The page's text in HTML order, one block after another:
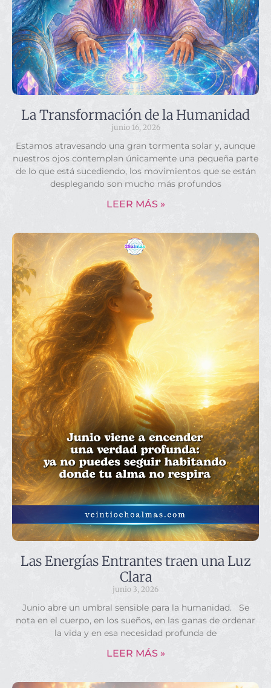
La Transformación de la Humanidad
junio 16, 2026
Estamos atravesando una gran tormenta solar y, aunque
nuestros ojos contemplan únicamente una pequeña parte
de lo que está sucediendo, los movimientos que se están
desplegando son mucho más profundos
LEER MÁS »
Las Energías Entrantes traen una Luz
Clara
junio 3, 2026
Junio abre un umbral sensible para la humanidad. Se
nota en el cuerpo, en los sueños, en las ganas de ordenar
la vida y en esa necesidad profunda de
LEER MÁS »